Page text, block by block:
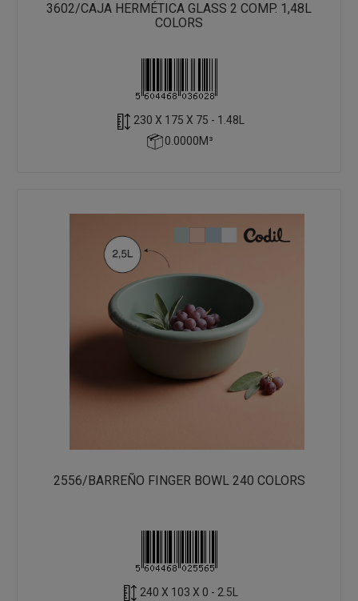
3602/CAJA HERMÉTICA GLASS 2 COMP. 1,48L
COLORS
230 X 175 X 75 - 1.48L
0.0000M³
2556/BARREÑO FINGER BOWL 240 COLORS
240 X 103 X 0 - 2.5L